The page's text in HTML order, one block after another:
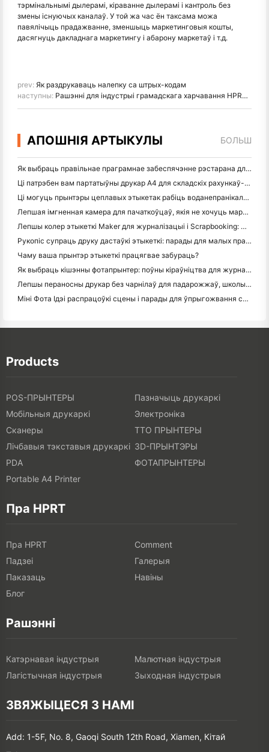
тэрмінальнымі дылерамі, кіраванне дылерамі і кантроль без
змены існуючых каналаў. У той жа час ён таксама можа
павялічыць прадажванне, зменшыць маркетинговыя кошты,
дасягнуць дакладнага маркетингу і абарону маркетаў і т.д.
prev: Як раздрукаваць налепку са штрых-кодам
наступны: Рашэнні для індустрыі грамадскага харчавання HPRT | Універсальная канфігурацыя для кававых сетак
АПОШНІЯ АРТЫКУЛЫ БОЛЬШ
Як выбраць правільнае праграмнае забеспячэнне рэстарана для вашага маленькага або сярэдняга рэстарана
Ці патрэбен вам партатыўны друкар A4 для складскіх рахункаў-фактур? Што на самай справе працуе
Ці могуць прынтэры цеплавых этыкетак рабіць воданепранікальныя этыкеткі для прадуктаў малога бізнесу?
Лепшая імгненная камера для пачаткоўцаў, якія не хочуць марнаваць паперу
Лепшы колер этыкеткі Maker для журналізацыі і Scrapbooking: Дадаць больш колеру на кожную старонку
Рукопіс супраць друку дастаўкі этыкеткі: парады для малых прадпрыемстваў у 2026 годзе
Чаму ваша прынтэр этыкеткі працягвае забураць?
Як выбраць кішэнны фотапрынтер: поўны кіраўніцтва для журналістаў, падарожжаў і карыстальнікаў iPhone
Лепшы пераносны друкар без чарнілаў для падарожжаў, школы і мабільнай працы: Hanin MT620 Pro Review
Міні Фота Ідэі распрацоўкі сцены і парады для ўпрыгожвання спальні і спальні
Products
POS-ПРЫНТЕРЫ
Пазначыць друкаркі
Мобільныя друкаркі
Электроніка
Сканеры
ТТО ПРЫНТЕРЫ
Лічбавыя тэкставыя друкаркі 3D-ПРЫНТЭРЫ
PDA
ФОТАПРЫНТЕРЫ
Portable A4 Printer
Пра HPRT
Пра HPRT
Comment
Падзеі
Галерыя
Паказаць
Навіны
Блог
Рашэнні
Катэрнавая індустрыя
Малютная індустрыя
Лагістычная індустрыя
Зыходная індустрыя
ЗВЯЖЫЦЕСЯ З НАМІ
Add: 1-5F, No. 8, Gaoqi South 12th Road, Xiamen, Кітай